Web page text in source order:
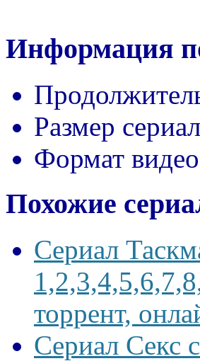
Информация
Размер
Формат
Похожие
Сериал
торрент,
Сериал Секс